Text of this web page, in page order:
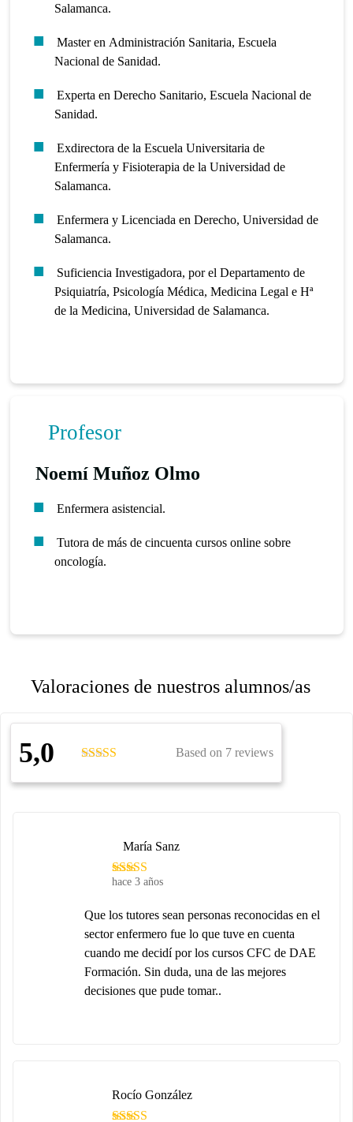
Salamanca.
Master en Administración Sanitaria, Escuela
Nacional de Sanidad.
Experta en Derecho Sanitario, Escuela Nacional de
Sanidad.
Exdirectora de la Escuela Universitaria de
Enfermería y Fisioterapia de la Universidad de
Salamanca.
Enfermera y Licenciada en Derecho, Universidad de
Salamanca.
Suficiencia Investigadora, por el Departamento de
Psiquiatría, Psicología Médica, Medicina Legal e Hª
de la Medicina, Universidad de Salamanca.
Profesor
Noemí Muñoz Olmo
Enfermera asistencial.
Tutora de más de cincuenta cursos online sobre
oncología.
Valoraciones de nuestros alumnos/as
5,0 Based on 7 reviews
hace 3 años
María Sanz
Que los tutores sean personas reconocidas en el
sector enfermero fue lo que tuve en cuenta
cuando me decidí por los cursos CFC de DAE
Formación. Sin duda, una de las mejores
decisiones que pude tomar..
Rocío González